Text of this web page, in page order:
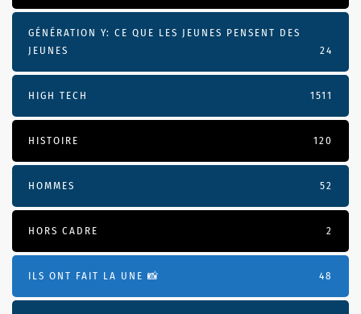
GÉNÉRATION Y: CE QUE LES JEUNES PENSENT DES
JEUNES
24
HIGH TECH 1511
HISTOIRE 120
HOMMES 52
HORS CADRE 2
ILS ONT FAIT LA UNE 📸 48